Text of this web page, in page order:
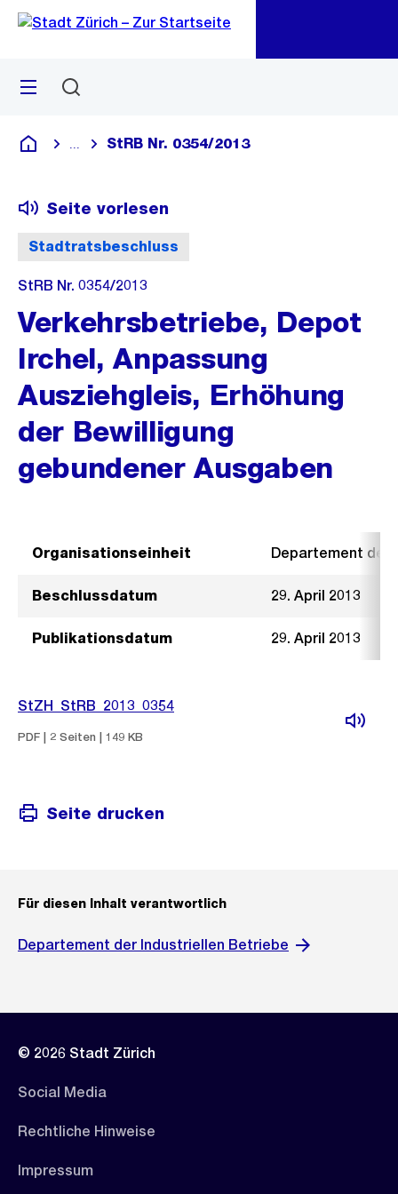
Navigation
Sprunglink
Menü
Deutsch
Blende alle Breadcrumbs ein
StRB Nr. 0354/2013
Stadtratsbeschluss
Seite vorlesen
StRB Nr. 0354/2013
Verkehrsbetriebe, Depot
Irchel, Anpassung
Ausziehgleis, Erhöhung
der Bewilligung
gebundener Ausgaben
Organisationseinheit Departement der
Beschlussdatum 29. April 2013
Publikationsdatum 29. April 2013
StZH_StRB_2013_0354
PDF | 2 Seiten | 149 KB
Seite drucken
Für diesen Inhalt verantwortlich
Departement der Industriellen Betriebe
© 2026 Stadt Zürich
Social Media
Rechtliche Hinweise
Impressum